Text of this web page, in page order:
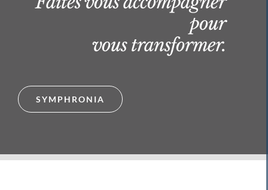
pour
vous transformer.
SYMPHRONIA